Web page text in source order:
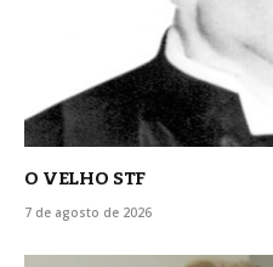
O VELHO STF
7 de agosto de 2026